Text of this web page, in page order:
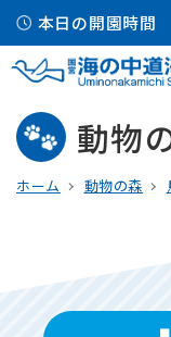
本日の開園時間
動物
ホーム 動物の森